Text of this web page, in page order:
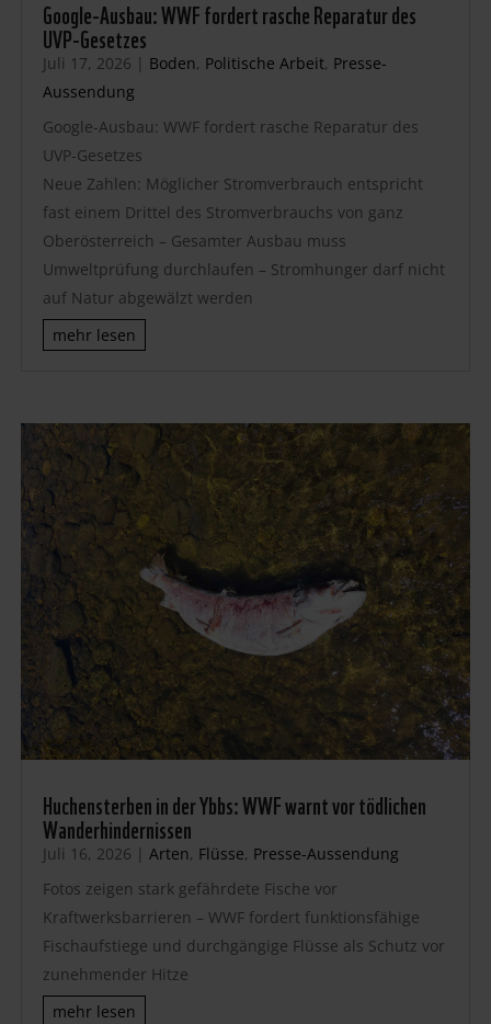
Google-Ausbau: WWF fordert rasche Reparatur des
UVP-Gesetzes
Juli 17, 2026 | Boden, Politische Arbeit, Presse-
Aussendung
Google-Ausbau: WWF fordert rasche Reparatur des
UVP-Gesetzes
Neue Zahlen: Möglicher Stromverbrauch entspricht
fast einem Drittel des Stromverbrauchs von ganz
Oberösterreich – Gesamter Ausbau muss
Umweltprüfung durchlaufen – Stromhunger darf nicht
auf Natur abgewälzt werden
mehr lesen
Huchensterben in der Ybbs: WWF warnt vor tödlichen
Wanderhindernissen
Juli 16, 2026 | Arten, Flüsse, Presse-Aussendung
Fotos zeigen stark gefährdete Fische vor
Kraftwerksbarrieren – WWF fordert funktionsfähige
Fischaufstiege und durchgängige Flüsse als Schutz vor
zunehmender Hitze
mehr lesen